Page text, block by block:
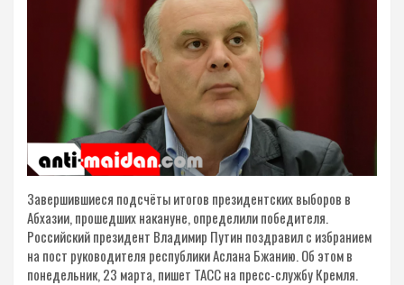
Завершившиеся подсчёты итогов президентских выборов в
Абхазии, прошедших накануне, определили победителя.
Российский президент Владимир Путин поздравил с избранием
на пост руководителя республики Аслана Бжанию. Об этом в
понедельник, 23 марта, пишет ТАСС на пресс-службу Кремля.